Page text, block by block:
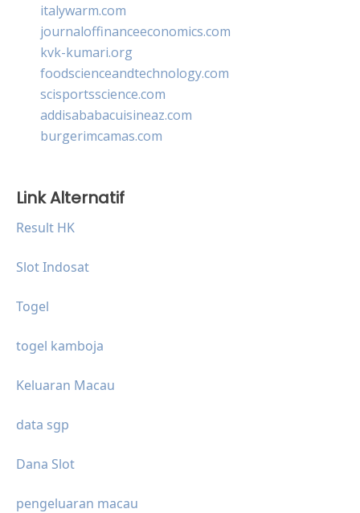
italywarm.com
journaloffinanceeconomics.com
kvk-kumari.org
foodscienceandtechnology.com
scisportsscience.com
addisababacuisineaz.com
burgerimcamas.com
Link Alternatif
Result HK
Slot Indosat
Togel
togel kamboja
Keluaran Macau
data sgp
Dana Slot
pengeluaran macau